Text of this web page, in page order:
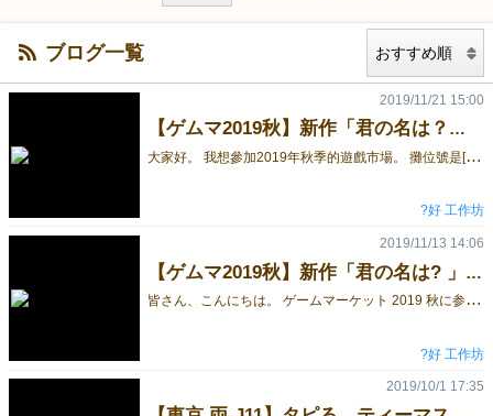
ブログ一覧
【ゲムマ2019秋】新作「君の名は？」限定特典付き！
大
家好。 我想參加2019年秋季的遊戲市場。 攤位號是[Tokyo Ryo-J11]。 「君の名は？」限定特典付き！ （かわいいアルパカと台湾ねこ？！❤） 予約受付中！【東京 両-J11】
2019/11/21 15:00
?好 工作坊
【ゲムマ2019秋】新作「君の名は? 」で出展します。
皆
さん、こんにちは。 ゲームマーケット 2019 秋に参加し、よろしくお願いいたします。 ブース番号は、【東京 両-J11】です。 プレイ人数：31-5人 時間：15-20分 年齢：6才以上 日本語ルール付 予約受付中！【東京 両-J11】
2019/11/13 14:06
?好 工作坊
2019/10/1 17:35